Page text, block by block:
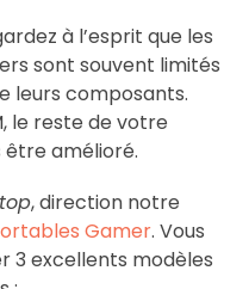
à l’esprit que les
sont souvent limités
leurs composants.
le reste de votre
amélioré.
, direction notre
Gamer. Vous
3 excellents modèles